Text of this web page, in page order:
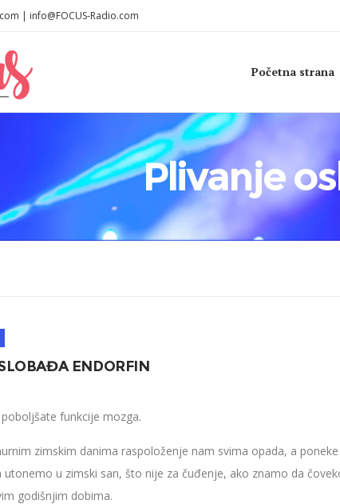
| info@FOCUS-Radio.com
Početna strana
Plivanje
ENDORFIN
funkcije mozga.
zimskim danima raspoloženje nam svima opada, a
utonemo u zimski san, što nije za čuđenje, ako znamo da
godišnjim dobima.